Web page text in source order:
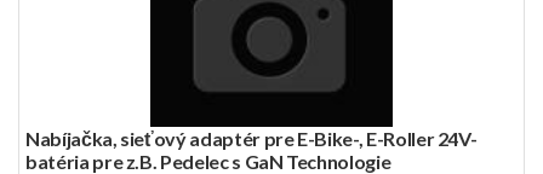
Nabíjačka, sieťový adaptér pre E-Bike-, E-Roller 24V-
batéria pre z.B. Pedelec s GaN Technologie